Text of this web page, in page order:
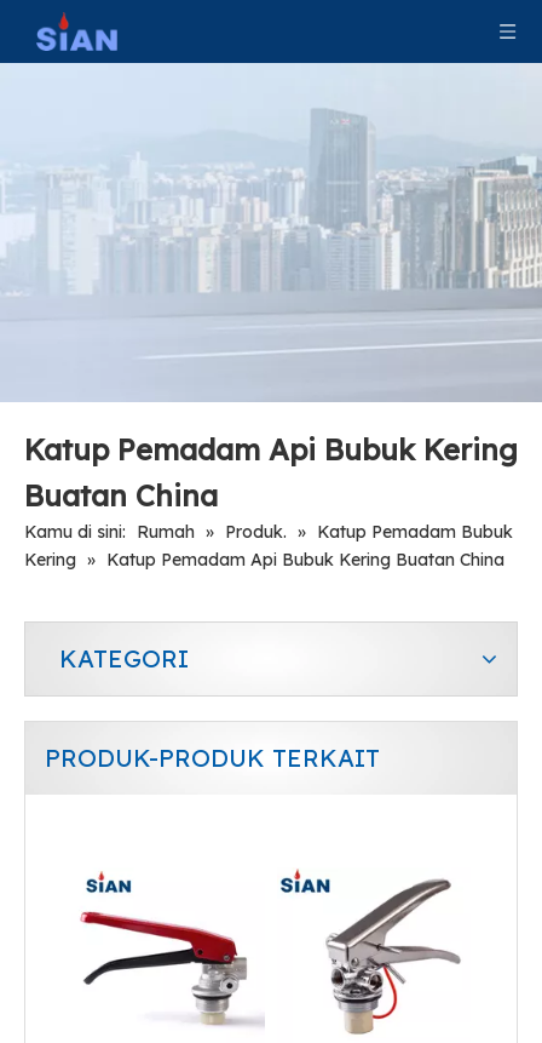
Katup Pemadam Api Bubuk Kering
Buatan China
Kamu di sini: Rumah » Produk. » Katup Pemadam Bubuk
Kering » Katup Pemadam Api Bubuk Kering Buatan China
KATEGORI
PRODUK-PRODUK TERKAIT
Katup Tembaga Tembaga Paduan Tahan Lama yang Dapat Diandalkan Trolley Dry Powder Fire Extinguisher Valve Katup Pemadam Api Cina Ningbo FUHUA Valve Pabrik Kuningan/Tembaga Paduan Katup Ditempa untuk Bubuk Kering Pemadam Api
Katup Api Serbuk Kering Portabel Tanpa Bola Perlindungan